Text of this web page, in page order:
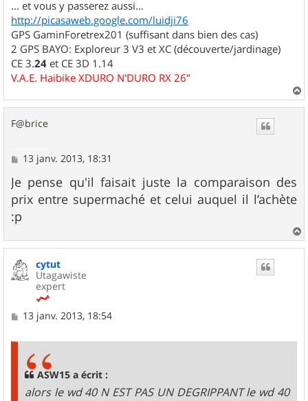
... et vous y passerez aussi...
http://picasaweb.google.com/luidji76
GPS GaminForetrex201 (suffisant dans bien des cas)
2 GPS BAYO: Exploreur 3 V3 et XC (découverte/jardinage)
CE 3.24 et CE 3D 1.14
V.A.E. Haibike XDURO N'DURO RX 26"
a
F@brice
M
s
s
a
g
e
13 janv. 2013, 18:31
Je pense qu'il faisait juste la comparaison des
prix entre supermaché et celui auquel il l’achète
:p
a
cytut
Utagawiste
expert
M13 janv. 2013, 18:54
ASW15 a écrit :
alors le wd 40 N EST PAS UN DEGRIPPANT le wd 40